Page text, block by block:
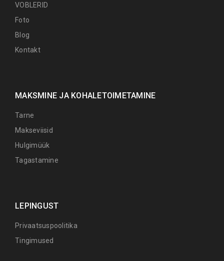
VOBLERID
Foto
Blog
Kontakt
MAKSMINE JA KOHALETOIMETAMINE
Tarne
Makseviisid
Hulgimüük
Tagastamine
LEPINGUST
Privaatsuspoolitika
Tingimused